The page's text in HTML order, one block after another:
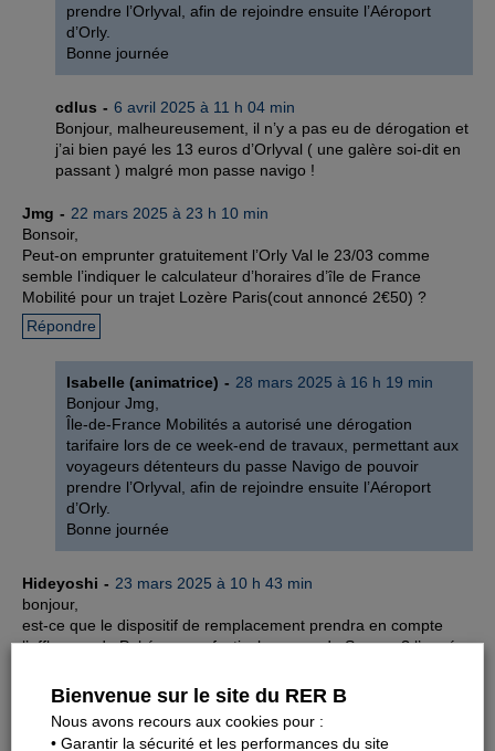
prendre l’Orlyval, afin de rejoindre ensuite l’Aéroport
d’Orly.
Bonne journée
cdlus
6 avril 2025 à 11 h 04 min
Bonjour, malheureusement, il n’y a pas eu de dérogation et
j’ai bien payé les 13 euros d’Orlyval ( une galère soi-dit en
passant ) malgré mon passe navigo !
Jmg
22 mars 2025 à 23 h 10 min
Bonsoir,
Peut-on emprunter gratuitement l’Orly Val le 23/03 comme
semble l’indiquer le calculateur d’horaires d’île de France
Mobilité pour un trajet Lozère Paris(cout annoncé 2€50) ?
Répondre
Isabelle (animatrice)
28 mars 2025 à 16 h 19 min
Bonjour Jmg,
Île-de-France Mobilités a autorisé une dérogation
tarifaire lors de ce week-end de travaux, permettant aux
voyageurs détenteurs du passe Navigo de pouvoir
prendre l’Orlyval, afin de rejoindre ensuite l’Aéroport
d’Orly.
Bonne journée
Hideyoshi
23 mars 2025 à 10 h 43 min
bonjour,
est-ce que le dispositif de remplacement prendra en compte
l’affluence du Pokémon go festival au parc de Sceaux ? l’année
Merci.
Répondre
Bienvenue sur le site du RER B
Nous avons recours aux cookies pour :
• Garantir la sécurité et les performances du site